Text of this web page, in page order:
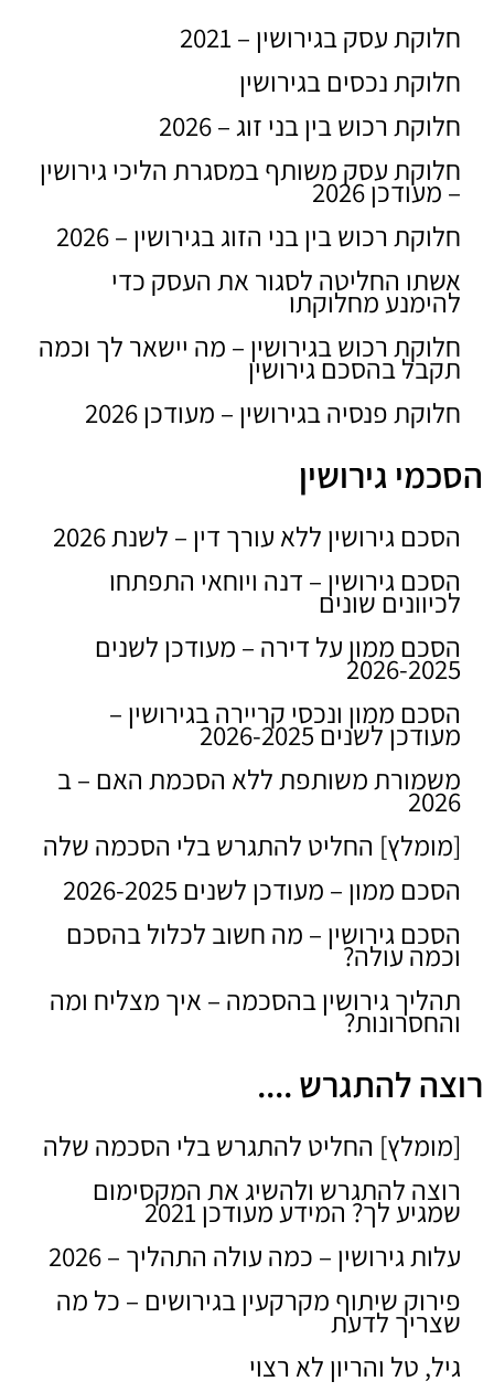
20/12/2020
חלוקת עסק בגירושין – 2021
חלוקת נכסים בגירושין
חלוקת רכוש בין בני זוג – 2026
חלוקת עסק משותף במסגרת הליכי גירושין
– מעודכן 2026
חלוקת רכוש בין בני הזוג בגירושין – 2026
אשתו החליטה לסגור את העסק כדי
להימנע מחלוקתו
חלוקת רכוש בגירושין – מה יישאר לך וכמה
תקבל בהסכם גירושין
חלוקת פנסיה בגירושין – מעודכן 2026
הסכמי גירושין
הסכם גירושין ללא עורך דין – לשנת 2026
הסכם גירושין – דנה ויוחאי התפתחו
לכיוונים שונים
הסכם ממון על דירה – מעודכן לשנים
2026-2025
הסכם ממון ונכסי קריירה בגירושין –
מעודכן לשנים 2026-2025
משמורת משותפת ללא הסכמת האם – ב
2026
[מומלץ] החליט להתגרש בלי הסכמה שלה
הסכם ממון – מעודכן לשנים 2026-2025
הסכם גירושין – מה חשוב לכלול בהסכם
וכמה עולה?
תהליך גירושין בהסכמה – איך מצליח ומה
והחסרונות?
רוצה להתגרש ....
[מומלץ] החליט להתגרש בלי הסכמה שלה
רוצה להתגרש ולהשיג את המקסימום
שמגיע לך? המידע מעודכן 2021
עלות גירושין – כמה עולה התהליך – 2026
פירוק שיתוף מקרקעין בגירושים – כל מה
שצריך לדעת
גיל, טל והריון לא רצוי